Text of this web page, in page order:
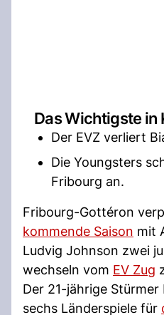
Das Wichtigste in
Der EVZ verliert
Die Youngsters
Fribourg an.
Fribourg-Gottéron
kommende Saison mit
Ludvig Johnson zwei
wechseln vom EV Zug
Der 21-jährige
sechs Länderspiele für